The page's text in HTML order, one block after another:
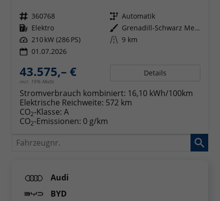
Fahrzeugnr. 360768 Getriebe Automatik
Kraftstoff Elektro Außenfarbe
Grenadill-Schwarz Metallic
Leistung 210 kW (286 PS) Kilometerstand 9 km
01.07.2026
43.575,– €
incl. 19% MwSt.
Details
Stromverbrauch kombiniert: 16,10 kWh/100km
Elektrische Reichweite: 572 km
CO2-Klasse: A
CO2-Emissionen: 0 g/km
Fahrzeugnr.
Audi
BYD